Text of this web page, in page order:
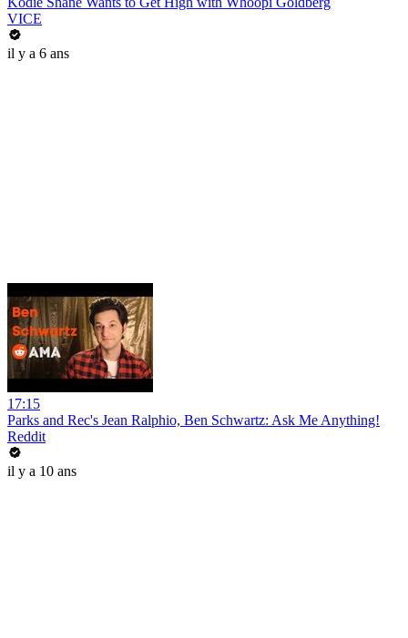
VICE
il y a 6 ans
17:15
Parks and Rec's Jean Ralphio, Ben Schwartz: Ask Me Anything!
Reddit
il y a 10 ans